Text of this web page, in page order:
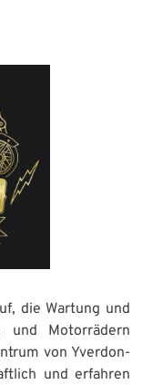
die Wartung und
und Motorrädern
von Yverdon-
und erfahren